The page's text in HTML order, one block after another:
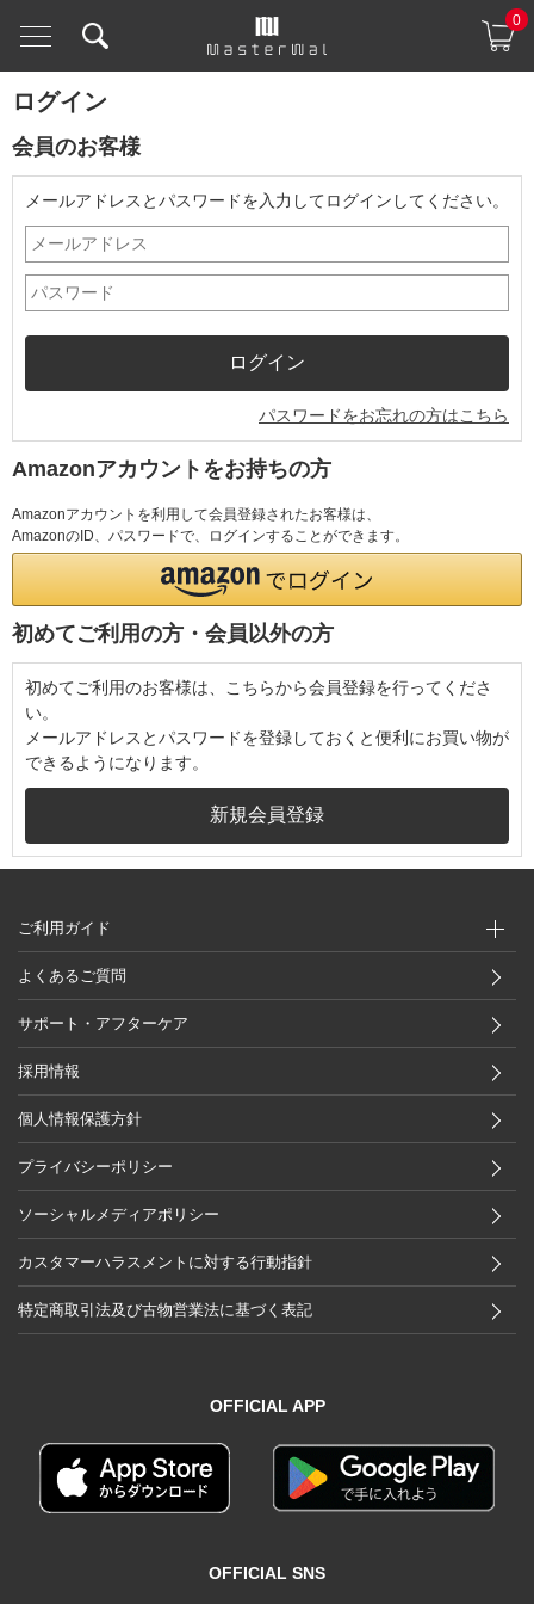
0
ログイン
会員のお客様
メールアドレスとパスワードを入力してログインしてください。
パスワードをお忘れの方はこちら
Amazonアカウントをお持ちの方
Amazonアカウントを利用して会員登録されたお客様は、
AmazonのID、パスワードで、ログインすることができます。
初めてご利用の方・会員以外の方
初めてご利用のお客様は、こちらから会員登録を行ってくださ
い。
メールアドレスとパスワードを登録しておくと便利にお買い物が
できるようになります。
ご利用ガイド
よくあるご質問
サポート・アフターケア
採用情報
個人情報保護方針
プライバシーポリシー
ソーシャルメディアポリシー
カスタマーハラスメントに対する行動指針
特定商取引法及び古物営業法に基づく表記
OFFICIAL APP
OFFICIAL SNS